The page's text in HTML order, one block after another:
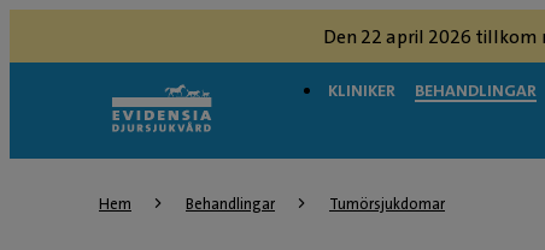
Den 22 april 2026
KLINIKER BEHANDLINGAR
Hem Behandlingar Tumörsjukdomar